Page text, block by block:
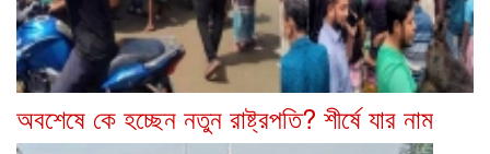
অবশেষে কে হচ্ছেন নতুন রাষ্ট্রপতি? শীর্ষে যার নাম